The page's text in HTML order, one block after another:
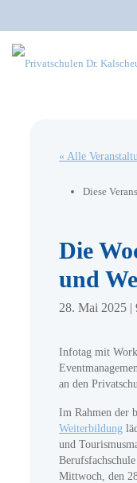
« Alle
Diese
Die
und
28. Mai 2025 |
Infotag mit
an den
Im Rahmen der
Weiterbildung
und
Mittwoch, den